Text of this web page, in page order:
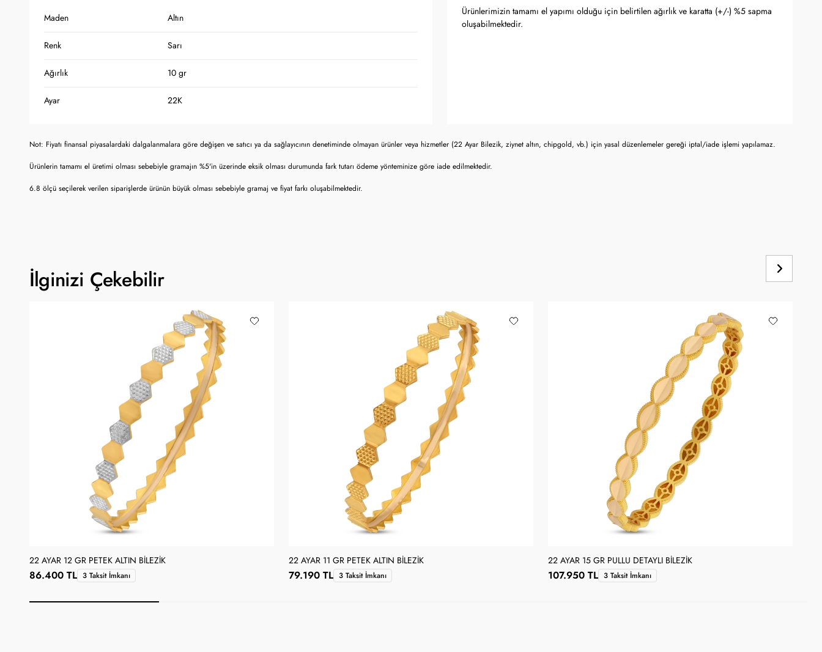
Maden Altın
Renk Sarı
Ağırlık 10 gr
Ayar 22K
Ürünlerimizin tamamı el yapımı olduğu için belirtilen ağırlık ve karatta (+/-) %5 sapma
oluşabilmektedir.
Not: Fiyatı finansal piyasalardaki dalgalanmalara göre değişen ve satıcı ya da sağlayıcının denetiminde olmayan ürünler veya hizmetler (22 Ayar Bilezik, ziynet altın, chipgold, vb.) için yasal düzenlemeler gereği iptal/iade işlemi yapılamaz.
Ürünlerin tamamı el üretimi olması sebebiyle gramajın %5'in üzerinde eksik olması durumunda fark tutarı ödeme yönteminize göre iade edilmektedir.
6.8 ölçü seçilerek verilen siparişlerde ürünün büyük olması sebebiyle gramaj ve fiyat farkı oluşabilmektedir.
İlginizi Çekebilir
22 AYAR 12 GR PETEK ALTIN BILEZIK
86.400 TL 3 Taksit İmkanı
22 AYAR 11 GR PETEK ALTIN BILEZIK
79.190 TL 3 Taksit İmkanı
22 AYAR 15 GR PULLU DETAYLI BILEZIK
107.950 TL 3 Taksit İmkanı